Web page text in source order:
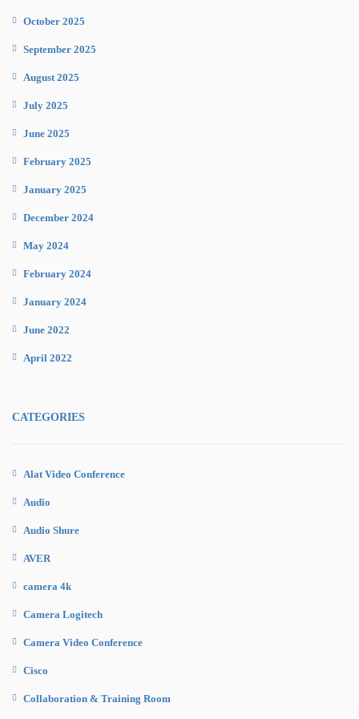
October 2025
September 2025
August 2025
July 2025
June 2025
February 2025
January 2025
December 2024
May 2024
February 2024
January 2024
June 2022
April 2022
CATEGORIES
Alat Video Conference
Audio
Audio Shure
AVER
camera 4k
Camera Logitech
Camera Video Conference
Cisco
Collaboration & Training Room